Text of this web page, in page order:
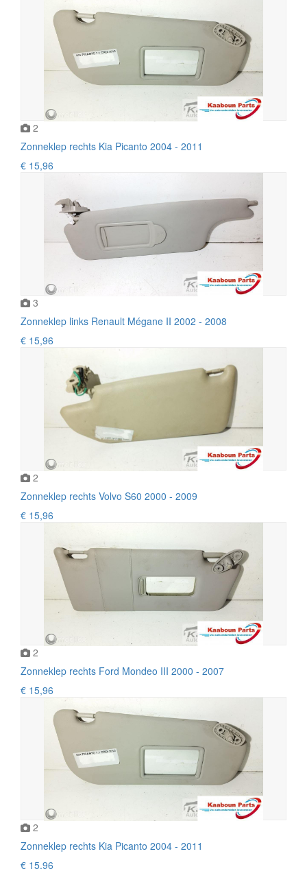
2
Zonneklep rechts Kia Picanto 2004 - 2011
€ 15,96
3
Zonneklep links Renault Mégane II 2002 - 2008
€ 15,96
2
Zonneklep rechts Volvo S60 2000 - 2009
€ 15,96
2
Zonneklep rechts Ford Mondeo III 2000 - 2007
€ 15,96
2
Zonneklep rechts Kia Picanto 2004 - 2011
€ 15,96